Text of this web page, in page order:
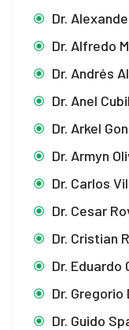
Dr.
Dr. Alfredo
Dr. Andrés
Dr. Anel
Dr. Arkel
Dr. Armyn
Dr. Carlos
Dr. Cesar
Dr. Cristian
Dr. Eduardo
Dr.
Dr. Guido